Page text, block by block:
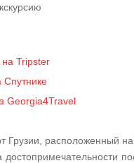
на Tripster
Спутнике
Georgia4Travel
Грузии, расположенный